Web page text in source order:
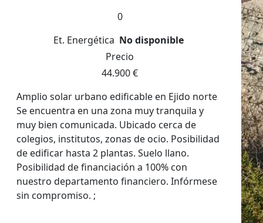
0
Et. Energética No disponible
Precio
44.900 €
Amplio solar urbano edificable en Ejido norte
Se encuentra en una zona muy tranquila y
muy bien comunicada. Ubicado cerca de
colegios, institutos, zonas de ocio. Posibilidad
de edificar hasta 2 plantas. Suelo llano.
Posibilidad de financiación a 100% con
nuestro departamento financiero. Infórmese
sin compromiso. ;